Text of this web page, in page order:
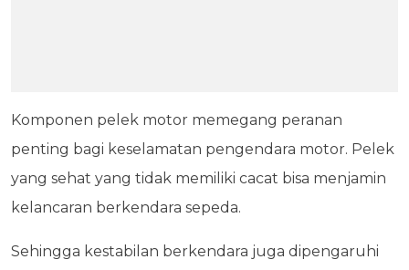
Komponen pelek motor memegang peranan
penting bagi keselamatan pengendara motor. Pelek
yang sehat yang tidak memiliki cacat bisa menjamin
kelancaran berkendara sepeda.
Sehingga kestabilan berkendara juga dipengaruhi